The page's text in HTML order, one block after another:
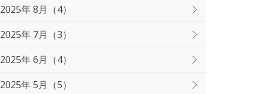
2025年 8月（4）
2025年 7月（3）
2025年 6月（4）
2025年 5月（5）